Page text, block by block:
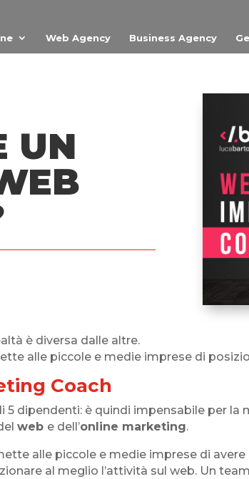
Web Agency Business Agency
UN
è diversa dalle altre.
alle piccole e medie imprese di
Coach
5 dipendenti: è quindi impensabile per
web e dell’online marketing.
alle piccole e medie imprese di
al meglio l’attività sul web. Un